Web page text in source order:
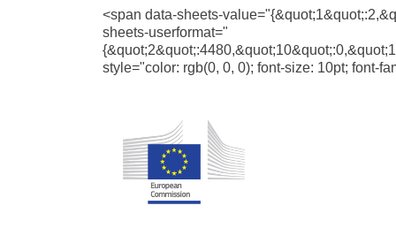
<span data-sheets-
sheets-userformat="
style="color: rgb(0, 0, 0); font-size: 10pt; font-